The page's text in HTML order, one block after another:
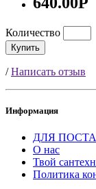
Количество
Купить
/Написать отзыв
Информация
ДЛЯ
О нас
Твой
Политика